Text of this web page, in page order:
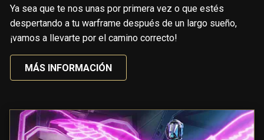
Ya sea que te nos unas por primera vez o que estés
despertando a tu warframe después de un largo sueño,
¡vamos a llevarte por el camino correcto!
MÁS INFORMACIÓN